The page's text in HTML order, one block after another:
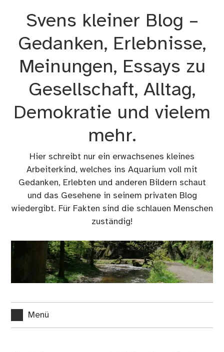
Svens kleiner Blog –
Gedanken, Erlebnisse,
Meinungen, Essays zu
Gesellschaft, Alltag,
Demokratie und vielem
mehr.
Hier schreibt nur ein erwachsenes kleines
Arbeiterkind, welches ins Aquarium voll mit
Gedanken, Erlebten und anderen Bildern schaut
und das Gesehene in seinem privaten Blog
wiedergibt. Für Fakten sind die schlauen Menschen
zuständig!
Menü